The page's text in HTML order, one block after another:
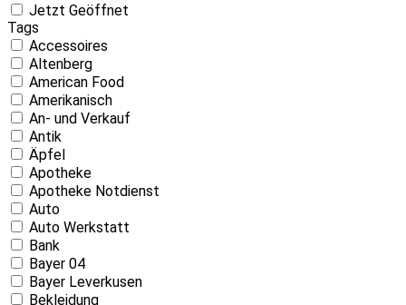
Jetzt Geöffnet
Tags
Accessoires
Altenberg
American Food
Amerikanisch
An- und Verkauf
Antik
Äpfel
Apotheke
Apotheke Notdienst
Auto
Auto Werkstatt
Bank
Bayer 04
Bayer Leverkusen
Bekleidung